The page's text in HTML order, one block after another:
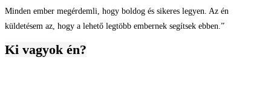
Minden ember megérdemli, hogy boldog és sikeres legyen. Az én
küldetésem az, hogy a lehető legtöbb embernek segítsek ebben.”
Ki vagyok én?